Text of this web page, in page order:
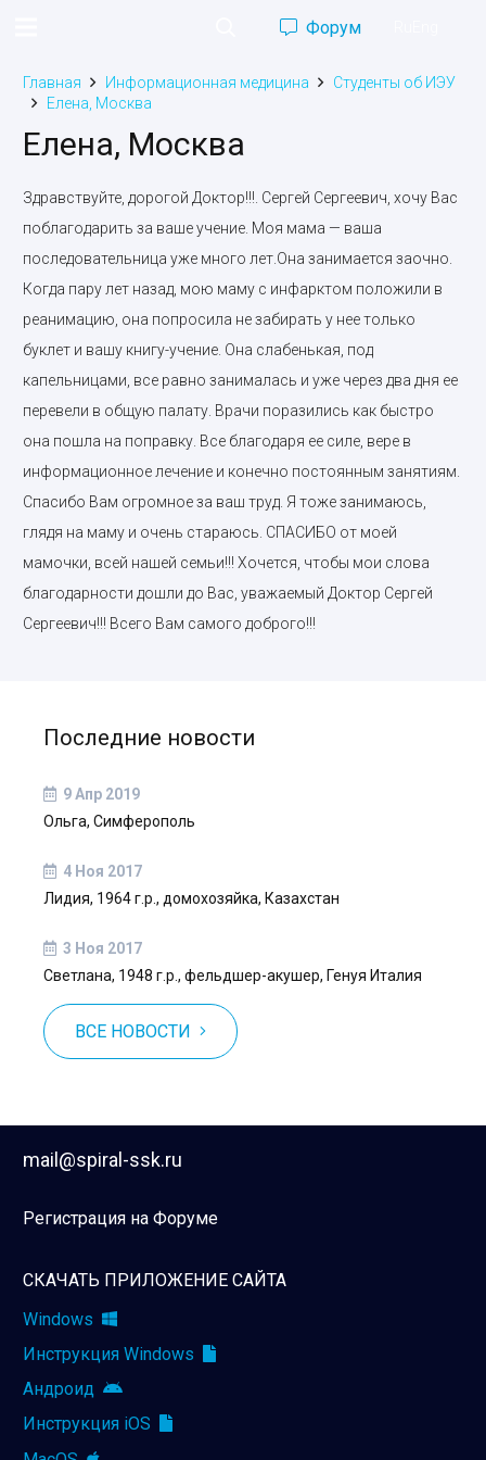
Форум
Главная Информационная медицина
Студенты об ИЭУ
Елена, Москва
Елена, Москва
Здравствуйте, дорогой Доктор!!!. Сергей Сергеевич, хочу Вас
поблагодарить за ваше учение. Моя мама — ваша
последовательница уже много лет.Она занимается заочно.
Когда пару лет назад, мою маму с инфарктом положили в
реанимацию, она попросила не забирать у нее только
буклет и вашу книгу-учение. Она слабенькая, под
капельницами, все равно занималась и уже через два дня ее
перевели в общую палату. Врачи поразились как быстро
она пошла на поправку. Все благодаря ее силе, вере в
информационное лечение и конечно постоянным занятиям.
Спасибо Вам огромное за ваш труд. Я тоже занимаюсь,
глядя на маму и очень стараюсь. СПАСИБО от моей
мамочки, всей нашей семьи!!! Хочется, чтобы мои слова
благодарности дошли до Вас, уважаемый Доктор Сергей
Сергеевич!!! Всего Вам самого доброго!!!
Последние новости
9 Апр 2019
Ольга, Симферополь
4 Ноя 2017
Лидия, 1964 г.р., домохозяйка, Казахстан
3 Ноя 2017
Светлана, 1948 г.р., фельдшер-акушер, Генуя Италия
ВСЕ НОВОСТИ
mail@spiral-ssk.ru
Регистрация на Форуме
СКАЧАТЬ ПРИЛОЖЕНИЕ САЙТА
Windows
Инструкция Windows
Андроид
Инструкция iOS